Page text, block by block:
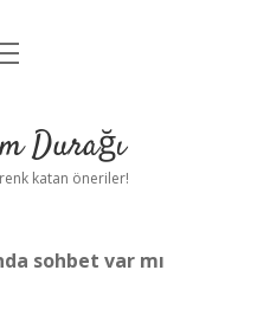
UyarıDurağı
katan öneriler!
sohbet var mı